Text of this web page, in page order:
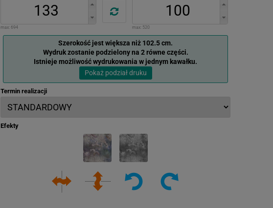
max: 694 max: 520
Szerokość jest większa niż 102.5 cm.
Wydruk zostanie podzielony na 2 równe części.
Istnieje możliwość wydrukowania w jednym kawałku.
Pokaż podział druku
Termin realizacji
Efekty